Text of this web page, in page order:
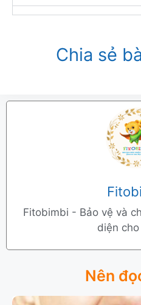
Chia sẻ
Fitobimbi - Bảo vệ và
diện
Nên